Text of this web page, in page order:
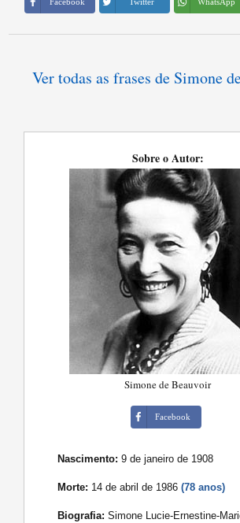
Ver todas as frases de Simone
Sobre o Autor:
Simone de Beauvoir
Facebook
Nascimento: 9 de janeiro de 1908
Morte: 14 de abril de 1986(78 anos)
Biografia: Simone Lucie-Ernestine-